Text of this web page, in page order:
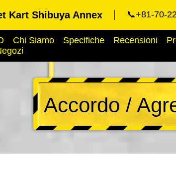
Kart Shibuya Annex 📞+81-70-
Chi Siamo Specifiche Recensioni
Accordo /